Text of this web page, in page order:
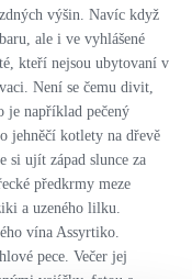
výšin. Navíc když
ale i ve vyhlášené
kteří nejsou ubytovaní v
Není se čemu divit,
je například pečený
jehněčí kotlety na dřevě
si ujít západ slunce za
předkrmy meze
a uzeného lilku.
vína Assyrtiko.
pece. Večer jej